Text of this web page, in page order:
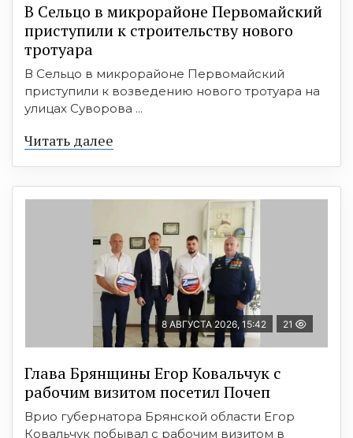
В Сельцо в микрорайоне Первомайский
приступили к строительству нового
тротуара
В Сельцо в микрорайоне Первомайский
приступили к возведению нового тротуара на
улицах Суворова ...
Читать далее
8 АВГУСТА 2026, 15:42 21
Глава Брянщины Егор Ковальчук с
рабочим визитом посетил Почеп
Врио губернатора Брянской области Егор
Ковальчук побывал с рабочим визитом в